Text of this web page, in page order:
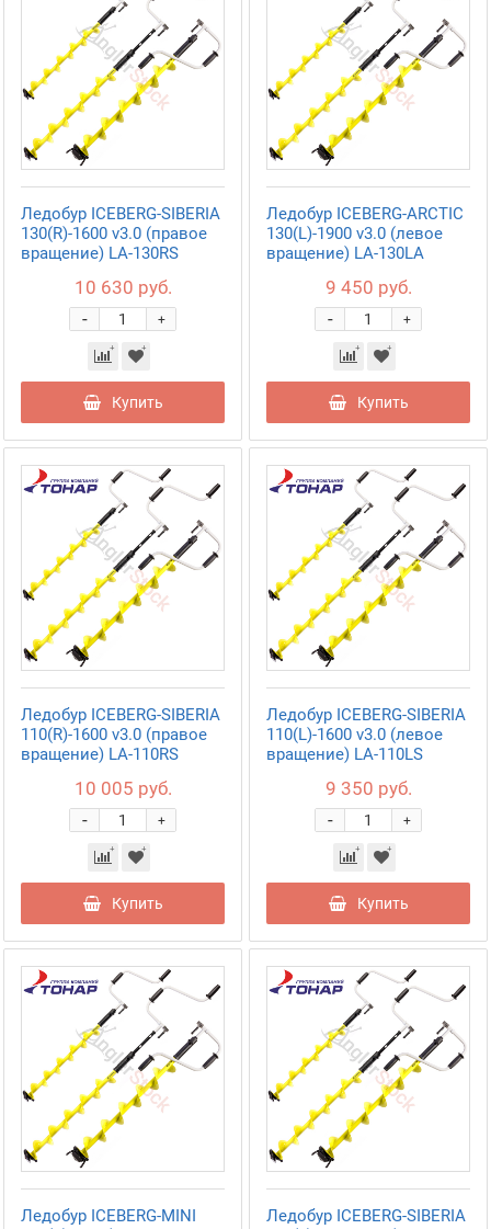
Ледобур ICEBERG-SIBERIA
130(R)-1600 v3.0 (правое
вращение) LA-130RS
10 630 руб.
+
-
Купить
Ледобур ICEBERG-ARCTIC
130(L)-1900 v3.0 (левое
вращение) LA-130LA
9 450 руб.
+
-
Купить
Ледобур ICEBERG-SIBERIA
110(R)-1600 v3.0 (правое
вращение) LA-110RS
10 005 руб.
+
-
Купить
Ледобур ICEBERG-SIBERIA
110(L)-1600 v3.0 (левое
вращение) LA-110LS
9 350 руб.
+
-
Купить
Ледобур ICEBERG-MINI
Ледобур ICEBERG-SIBERIA